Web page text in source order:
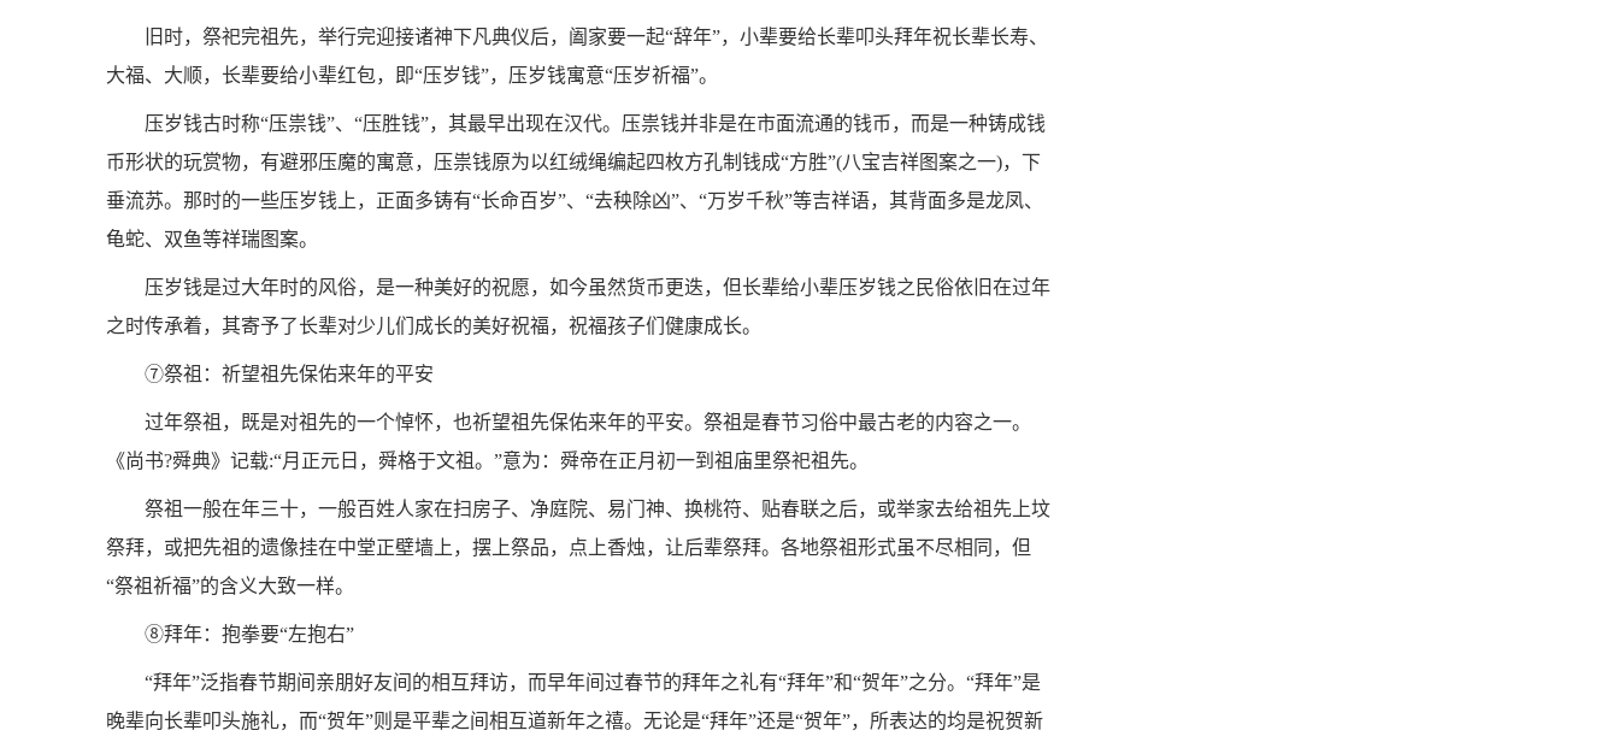
旧时，祭祀完祖先，举行完迎接诸神下凡典仪后，阖家要一起“辞年”，小辈要给长辈叩头拜年祝长辈长寿、
大福、大顺，长辈要给小辈红包，即“压岁钱”，压岁钱寓意“压岁祈福”。
压岁钱古时称“压祟钱”、“压胜钱”，其最早出现在汉代。压祟钱并非是在市面流通的钱币，而是一种铸成钱
币形状的玩赏物，有避邪压魔的寓意，压祟钱原为以红绒绳编起四枚方孔制钱成“方胜”(八宝吉祥图案之一)，下
垂流苏。那时的一些压岁钱上，正面多铸有“长命百岁”、“去秧除凶”、“万岁千秋”等吉祥语，其背面多是龙凤、
龟蛇、双鱼等祥瑞图案。
压岁钱是过大年时的风俗，是一种美好的祝愿，如今虽然货币更迭，但长辈给小辈压岁钱之民俗依旧在过年
之时传承着，其寄予了长辈对少儿们成长的美好祝福，祝福孩子们健康成长。
⑦祭祖：祈望祖先保佑来年的平安
过年祭祖，既是对祖先的一个悼怀，也祈望祖先保佑来年的平安。祭祖是春节习俗中最古老的内容之一。
《尚书?舜典》记载:“月正元日，舜格于文祖。”意为：舜帝在正月初一到祖庙里祭祀祖先。
祭祖一般在年三十，一般百姓人家在扫房子、净庭院、易门神、换桃符、贴春联之后，或举家去给祖先上坟
祭拜，或把先祖的遗像挂在中堂正壁墙上，摆上祭品，点上香烛，让后辈祭拜。各地祭祖形式虽不尽相同，但
“祭祖祈福”的含义大致一样。
⑧拜年：抱拳要“左抱右”
“拜年”泛指春节期间亲朋好友间的相互拜访，而早年间过春节的拜年之礼有“拜年”和“贺年”之分。“拜年”是
晚辈向长辈叩头施礼，而“贺年”则是平辈之间相互道新年之禧。无论是“拜年”还是“贺年”，所表达的均是祝贺新